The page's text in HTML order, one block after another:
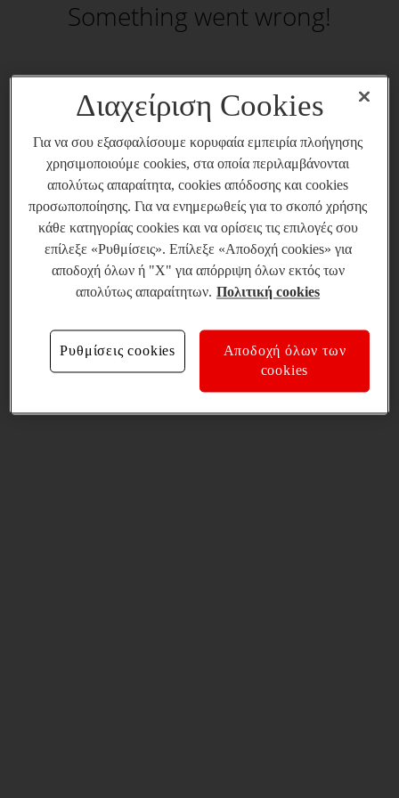
Something went wrong!
Διαχείριση Cookies
Για να σου εξασφαλίσουμε κορυφαία εμπειρία πλοήγησης
χρησιμοποιούμε cookies, στα οποία περιλαμβάνονται
απολύτως απαραίτητα, cookies απόδοσης και cookies
προσωποποίησης. Για να ενημερωθείς για το σκοπό χρήσης
κάθε κατηγορίας cookies και να ορίσεις τις επιλογές σου
επίλεξε «Ρυθμίσεις». Επίλεξε «Αποδοχή cookies» για
αποδοχή όλων ή "X" για απόρριψη όλων εκτός των
απολύτως απαραίτητων. Πολιτική cookies
Ρυθμίσεις cookies
Αποδοχή όλων των
cookies